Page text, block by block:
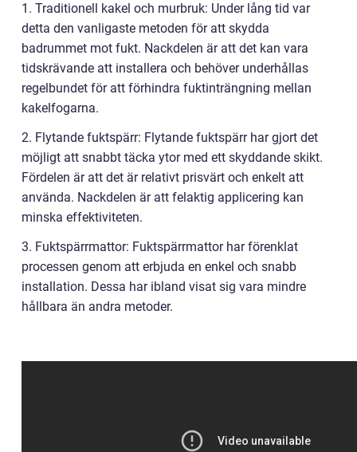
1. Traditionell kakel och murbruk: Under lång tid var
detta den vanligaste metoden för att skydda
badrummet mot fukt. Nackdelen är att det kan vara
tidskrävande att installera och behöver underhållas
regelbundet för att förhindra fuktinträngning mellan
kakelfogarna.
2. Flytande fuktspärr: Flytande fuktspärr har gjort det
möjligt att snabbt täcka ytor med ett skyddande skikt.
Fördelen är att det är relativt prisvärt och enkelt att
använda. Nackdelen är att felaktig applicering kan
minska effektiviteten.
3. Fuktspärrmattor: Fuktspärrmattor har förenklat
processen genom att erbjuda en enkel och snabb
installation. Dessa har ibland visat sig vara mindre
hållbara än andra metoder.